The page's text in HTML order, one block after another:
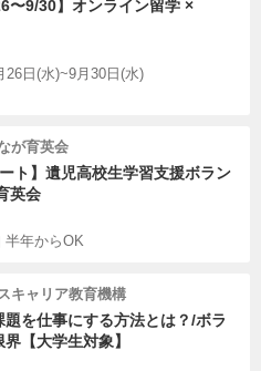
〜9/30】オンライン留学 ×
26日(水)~9月30日(水)
が育英会
ト】遺児高校生学習支援ボラン
英会
半年からOK
キャリア教育機構
題を仕事にする方法とは？/ボラ
【大学生対象】